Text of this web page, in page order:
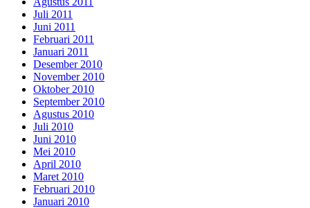
Juli 2011
Juni 2011
Februari 2011
Januari 2011
Desember 2010
November 2010
Oktober 2010
September 2010
Agustus 2010
Juli 2010
Juni 2010
Mei 2010
April 2010
Maret 2010
Februari 2010
Januari 2010